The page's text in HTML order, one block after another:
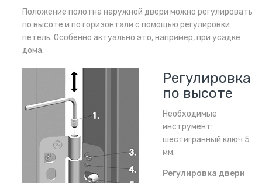
Положение полотна наружной двери можно регулировать
по высоте и по горизонтали с помощью регулировки
петель. Особенно актуально это, например, при усадке
дома.
Регулировка
по высоте
Необходимые
инструмент:
шестигранный ключ 5
мм.
Регулировка двери